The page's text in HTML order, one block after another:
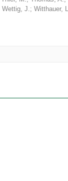
Wettig, J.; Witthauer,